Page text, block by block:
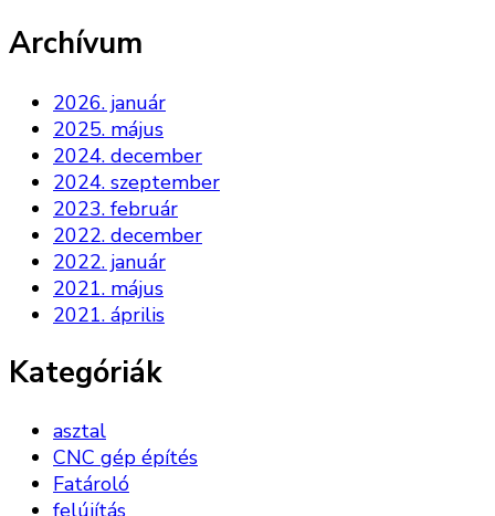
Archívum
2026. január
2025. május
2024. december
2024. szeptember
2023. február
2022. december
2022. január
2021. május
2021. április
Kategóriák
asztal
CNC gép építés
Fatároló